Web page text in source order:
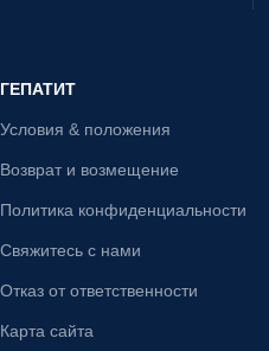
ГЕПАТИТ
Условия & положения
Возврат и возмещение
Политика конфиденциальности
Свяжитесь с нами
Отказ от ответственности
Карта сайта